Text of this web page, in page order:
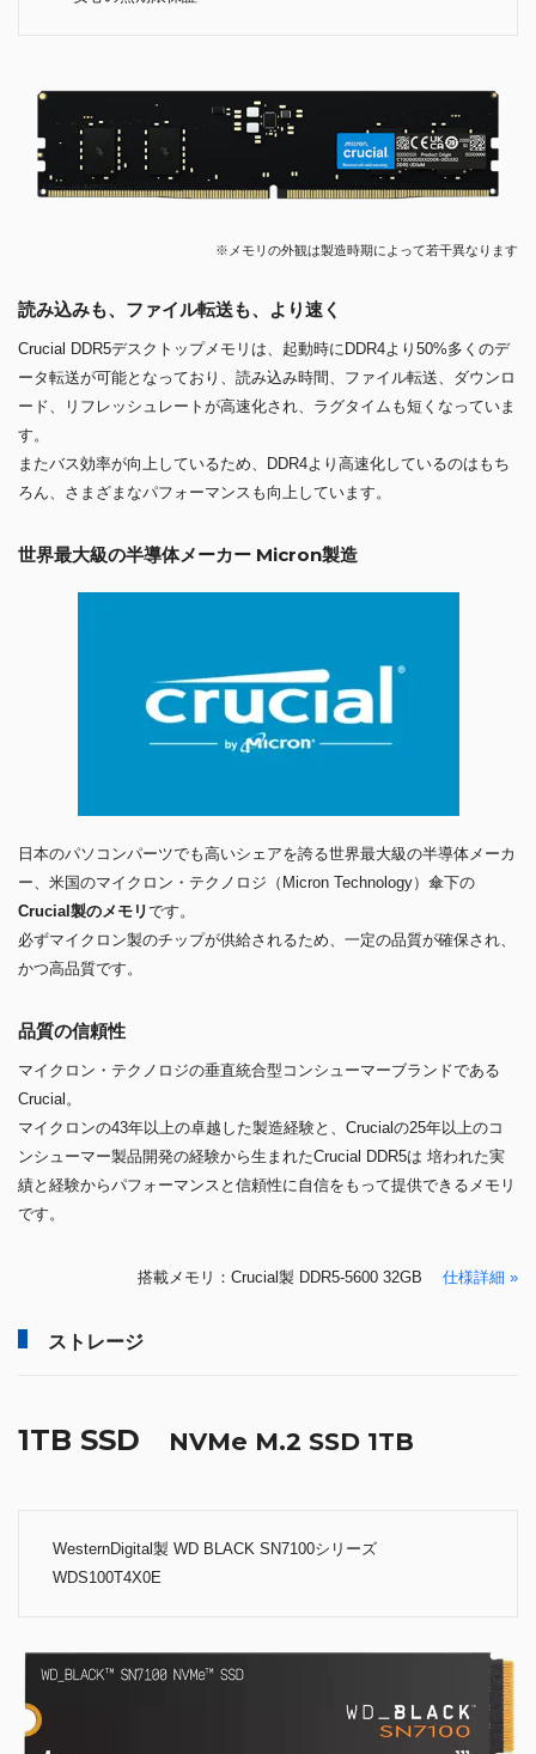
※メモリの外観は製造時期によって若干異なります
読み込みも、ファイル転送も、より速く
Crucial DDR5デスクトップメモリは、起動時にDDR4より50%多くのデ
ータ転送が可能となっており、読み込み時間、ファイル転送、ダウンロ
ード、リフレッシュレートが高速化され、ラグタイムも短くなっていま
す。
またバス効率が向上しているため、DDR4より高速化しているのはもち
ろん、さまざまなパフォーマンスも向上しています。
世界最大級の半導体メーカー Micron製造
日本のパソコンパーツでも高いシェアを誇る世界最大級の半導体メーカ
ー、米国のマイクロン・テクノロジ（Micron Technology）傘下の
Crucial製のメモリです。
必ずマイクロン製のチップが供給されるため、一定の品質が確保され、
かつ高品質です。
品質の信頼性
マイクロン・テクノロジの垂直統合型コンシューマーブランドである
Crucial。
マイクロンの43年以上の卓越した製造経験と、Crucialの25年以上のコ
ンシューマー製品開発の経験から生まれたCrucial DDR5は 培われた実
績と経験からパフォーマンスと信頼性に自信をもって提供できるメモリ
です。
搭載メモリ：Crucial製 DDR5-5600 32GB 仕様詳細 »
ストレージ
1TB SSD NVMe M.2 SSD 1TB
WesternDigital製 WD BLACK SN7100シリーズ
WDS100T4X0E